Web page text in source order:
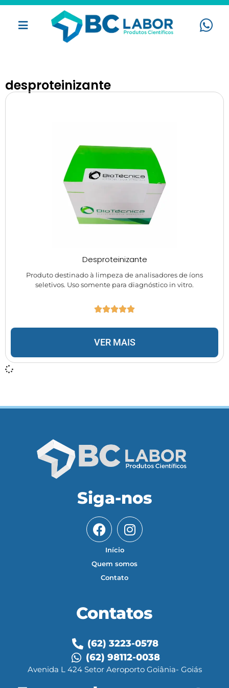
desproteinizante
Desproteinizante
Produto destinado à limpeza de analisadores de íons
seletivos. Uso somente para diagnóstico in vitro.
VER MAIS
Siga-nos
Início
Quem somos
Contato
Contatos
(62) 3223-0578
(62) 98112-0038
Avenida L 424 Setor Aeroporto Goiânia- Goiás